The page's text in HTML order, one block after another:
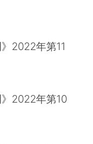
2022年第11
2022年第10